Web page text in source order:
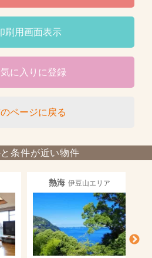
刷用画面表示
に入りに登録
ページに戻る
条件が近い物件
熱海 伊豆山エリア